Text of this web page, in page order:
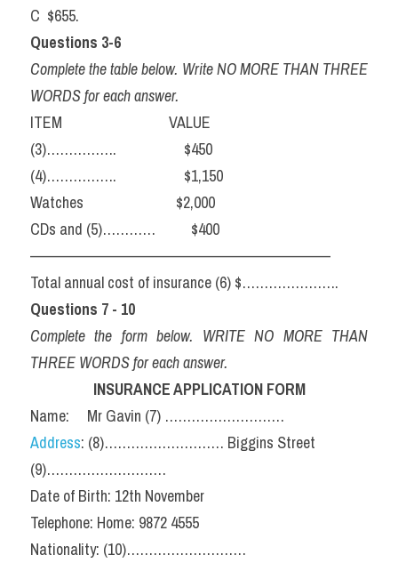
C  $655.
Questions 3-6
Complete the table below. Write NO MORE THAN THREE
WORDS for each answer.
ITEM                              VALUE
(3)…………….                   $450
(4)…………….                   $1,150
Watches                          $2,000
CDs and (5)…………          $400
——————————————————————–
Total annual cost of insurance (6) $………………….
Questions 7 - 10
Complete the form below. WRITE NO MORE THAN
THREE WORDS for each answer.
INSURANCE APPLICATION FORM
Name:     Mr Gavin (7) ………………………
Address: (8)……………………… Biggins Street
(9)………………………
Date of Birth: 12th November
Telephone: Home: 9872 4555
Nationality: (10)………………………